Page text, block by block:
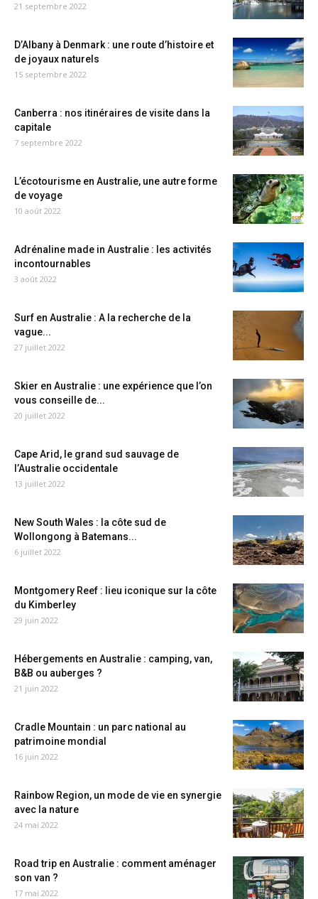
21 septembre 2022
D’Albany à Denmark : une route d’histoire et
de joyaux naturels
15 septembre 2022
Canberra : nos itinéraires de visite dans la
capitale
7 septembre 2022
L’écotourisme en Australie, une autre forme
de voyage
10 août 2022
Adrénaline made in Australie : les activités
incontournables
3 août 2022
Surf en Australie : A la recherche de la
vague...
27 juillet 2022
Skier en Australie : une expérience que l’on
vous conseille de...
20 juillet 2022
Cape Arid, le grand sud sauvage de
l’Australie occidentale
13 juillet 2022
New South Wales : la côte sud de
Wollongong à Batemans...
6 juillet 2022
Montgomery Reef : lieu iconique sur la côte
du Kimberley
29 juin 2022
Hébergements en Australie : camping, van,
B&B ou auberges ?
21 juin 2022
Cradle Mountain : un parc national au
patrimoine mondial
16 juin 2022
Rainbow Region, un mode de vie en synergie
avec la nature
24 mai 2022
Road trip en Australie : comment aménager
son van ?
17 mai 2022